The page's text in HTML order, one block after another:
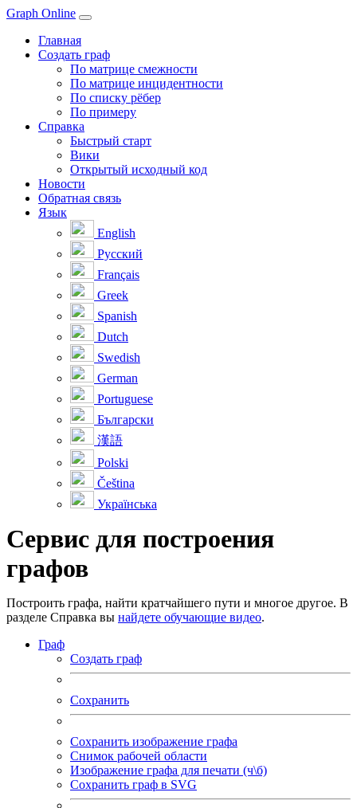
Graph Online
Главная
Создать граф
По матрице смежности
По матрице инцидентности
По списку рёбер
По примеру
Справка
Быстрый старт
Вики
Открытый исходный код
Новости
Обратная связь
Язык
English
Русский
Français
Greek
Spanish
Dutch
Swedish
German
Portuguese
Български
漢語
Polski
Čeština
Українська
Cервис для построения
графов
Построить графа, найти кратчайшего пути и многое другое. В
разделе Справка вы найдете обучающие видео.
Граф
Создать граф
Сохранить
Сохранить изображение графа
Снимок рабочей области
Изображение графа для печати (ч\б)
Сохранить граф в SVG